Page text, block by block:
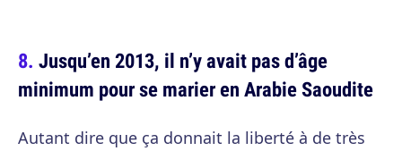
Jusqu’en 2013, il n’y avait pas d’âge
minimum pour se marier en Arabie Saoudite
Autant dire que ça donnait la liberté à de très